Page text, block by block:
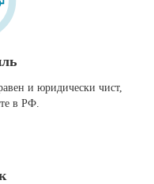
и юридически чист,
в РФ.